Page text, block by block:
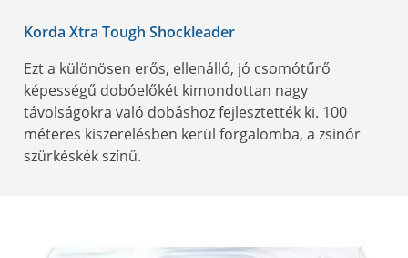
Korda Xtra Tough Shockleader
Ezt a különösen erős, ellenálló, jó csomótűrő
képességű dobóelőkét kimondottan nagy
távolságokra való dobáshoz fejlesztették ki. 100
méteres kiszerelésben kerül forgalomba, a zsinór
szürkéskék színű.